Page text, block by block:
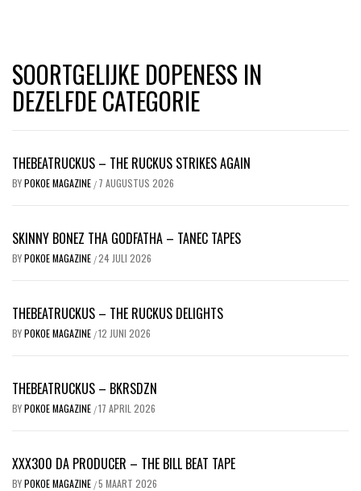
SOORTGELIJKE DOPENESS IN
DEZELFDE CATEGORIE
THEBEATRUCKUS – THE RUCKUS STRIKES AGAIN
BYPOKOE MAGAZINE / 7 AUGUSTUS 2026
SKINNY BONEZ THA GODFATHA – TANEC TAPES
BYPOKOE MAGAZINE /24 JULI 2026
THEBEATRUCKUS – THE RUCKUS DELIGHTS
BYPOKOE MAGAZINE /12 JUNI 2026
THEBEATRUCKUS – BKRSDZN
BYPOKOE MAGAZINE /17 APRIL 2026
XXX300 DA PRODUCER – THE BILL BEAT TAPE
BYPOKOE MAGAZINE /5 MAART 2026